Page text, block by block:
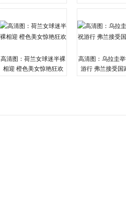
高清图：荷兰女球迷半裸
相迎 橙色美女惊艳狂欢
高清图：乌拉圭
游行 弗兰接受国